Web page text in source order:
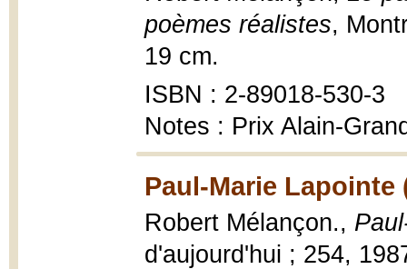
poèmes réalistes,
19 cm.
ISBN : 2-89018-530-3
Notes : Prix Alain-
Paul-Marie Lapointe
Robert Mélançon.,
d'aujourd'hui ; 254,